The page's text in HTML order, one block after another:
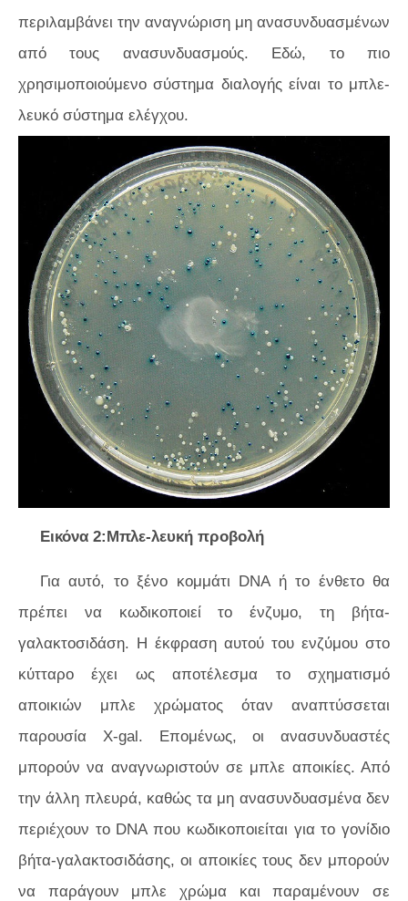
περιλαμβάνει την αναγνώριση μη ανασυνδυασμένων
από τους ανασυνδυασμούς. Εδώ, το πιο
χρησιμοποιούμενο σύστημα διαλογής είναι το μπλε-
λευκό σύστημα ελέγχου.
Εικόνα 2:Μπλε-λευκή προβολή
Για αυτό, το ξένο κομμάτι DNA ή το ένθετο θα
πρέπει να κωδικοποιεί το ένζυμο, τη βήτα-
γαλακτοσιδάση. Η έκφραση αυτού του ενζύμου στο
κύτταρο έχει ως αποτέλεσμα το σχηματισμό
αποικιών μπλε χρώματος όταν αναπτύσσεται
παρουσία X-gal. Επομένως, οι ανασυνδυαστές
μπορούν να αναγνωριστούν σε μπλε αποικίες. Από
την άλλη πλευρά, καθώς τα μη ανασυνδυασμένα δεν
περιέχουν το DNA που κωδικοποιείται για το γονίδιο
βήτα-γαλακτοσιδάσης, οι αποικίες τους δεν μπορούν
να παράγουν μπλε χρώμα και παραμένουν σε